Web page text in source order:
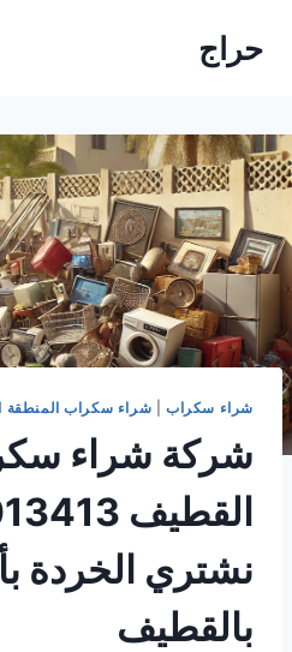
حراج
شراء سكراب| شراء سكراب المنطقة
شركة شراء
نشتري الخردة
بالقطيف